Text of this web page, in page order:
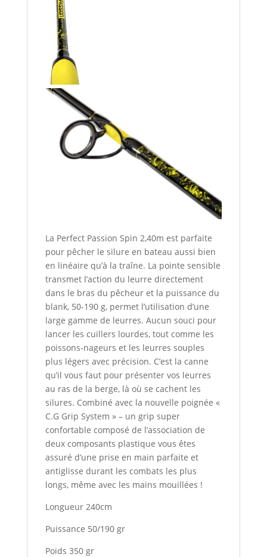
La Perfect Passion Spin 2,40m est parfaite
pour pêcher le silure en bateau aussi bien
en linéaire qu’à la traîne. La pointe sensible
transmet l’action du leurre directement
dans le bras du pêcheur et la puissance du
blank, 50-190 g, permet l’utilisation d’une
large gamme de leurres. Aucun souci pour
lancer les cuillers lourdes, tout comme les
poissons-nageurs et les leurres souples
plus légers avec précision. C’est la canne
qu’il vous faut pour présenter vos leurres
au ras de la berge, là où se cachent les
silures. Combiné avec la nouvelle poignée «
C.G Grip System » – un grip super
confortable composé de l’association de
deux composants plastique vous êtes
assuré d’une prise en main parfaite et
antiglisse durant les combats les plus
longs, même avec les mains mouillées !
Longueur 240cm
Puissance 50/190 gr
Poids 350 gr